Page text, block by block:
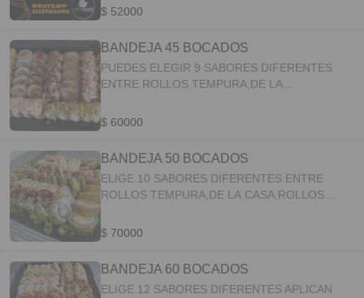
$ 52000
BANDEJA 45 BOCADOS
PUEDES ELEGIR 9 SABORES DIFERENTES
ENTRE ROLLOS TEMPURA,DE LA
ESPECIALES
$ 60000
BANDEJA 50 BOCADOS
ELIGE 10 SABORES DIFERENTES ENTRE
ROLLOS TEMPURA,DE LA CASA,ROLLOS
$ 70000
BANDEJA 60 BOCADOS
ELIGE 12 SABORES DIFERENTES APLICAN